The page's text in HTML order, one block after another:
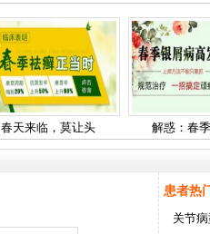
春天来临，莫让头 解惑：春
患者热
关节